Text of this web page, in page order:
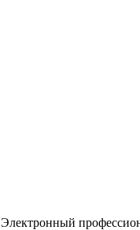
Электронный